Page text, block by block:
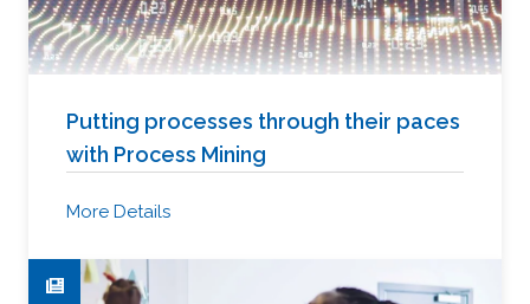
Putting processes through their paces
with Process Mining
More Details